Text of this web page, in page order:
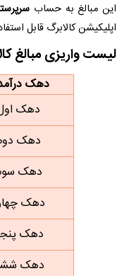
این مبالغ به حساب
اپلیکیشن کالابرگ قابل
لیست واریزی مبالغ
دهک
دهک
دهک
دهک
دهک
دهک
دهک